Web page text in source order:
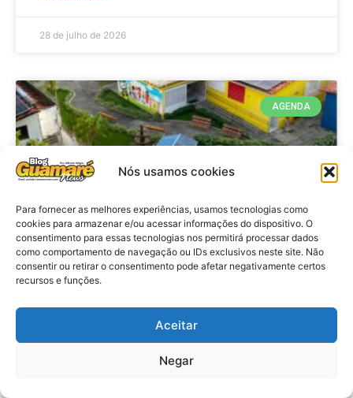
Nós usamos cookies
Para fornecer as melhores experiências, usamos tecnologias como
cookies para armazenar e/ou acessar informações do dispositivo. O
consentimento para essas tecnologias nos permitirá processar dados
como comportamento de navegação ou IDs exclusivos neste site. Não
consentir ou retirar o consentimento pode afetar negativamente certos
recursos e funções.
Aceitar
Negar
28 de julho de 2026
AGENDA
Agenda: 10ª Mostra Pedagógica
da Casa Durval Paiva acontecerá
nesta quarta-feira (29)